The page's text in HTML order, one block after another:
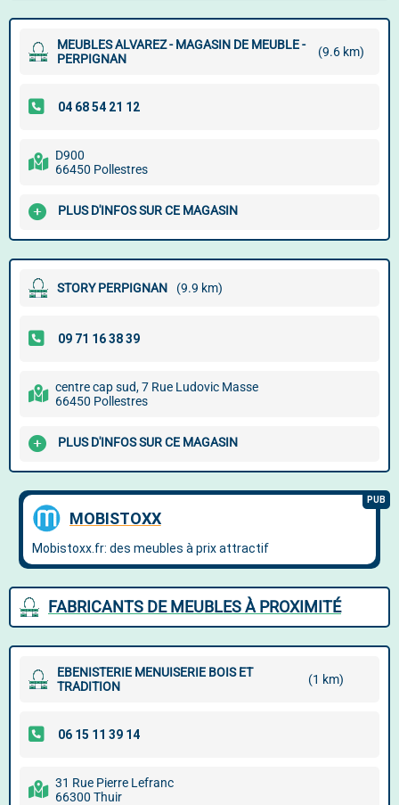
MEUBLES ALVAREZ - MAGASIN DE MEUBLE -
PERPIGNAN
(9.6 km)
D900
66450 Pollestres
PLUS D'INFOS SUR CE MAGASIN
STORY PERPIGNAN (9.9 km)
centre cap sud, 7 Rue Ludovic Masse
66450 Pollestres
PLUS D'INFOS SUR CE MAGASIN
FABRICANTS DE MEUBLES À PROXIMITÉ
EBENISTERIE MENUISERIE BOIS ET
TRADITION
(1 km)
31 Rue Pierre Lefranc
66300 Thuir